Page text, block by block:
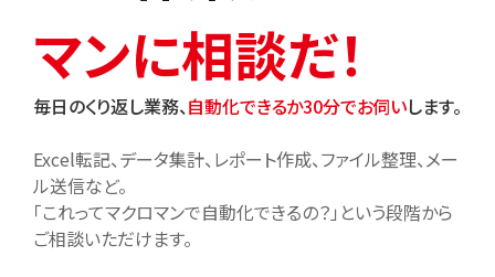
マンに相談だ！
毎日のくり返し業務、自動化できるか30分でお伺いします。
Excel転記、データ集計、レポート作成、ファイル整理、メー
ル送信など。
「これってマクロマンで自動化できるの？」という段階から
ご相談いただけます。